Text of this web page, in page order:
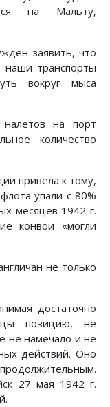
на Мальту,
заявить, что
транспорты
вокруг мыса
на порт
количество
привела к тому,
упали с 80%
месяцев 1942 г.
конвои «могли
не только
достаточно
позицию, не
не намечало и не
действий. Оно
27 мая 1942 г.